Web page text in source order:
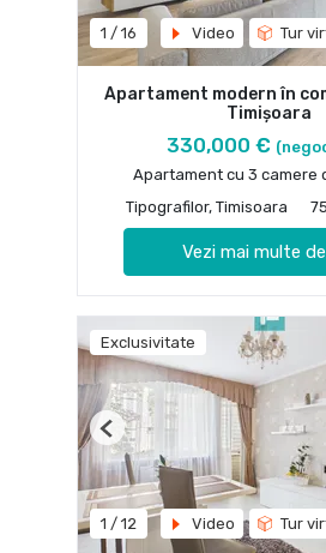
1 / 16 Video Tur
Apartament modern în
Timișoara
330,000 €
Apartament cu 3 camere
Tipografilor, Timisoara
Vezi mai multe
Exclusivitate
1 / 12 Video Tur
Previous